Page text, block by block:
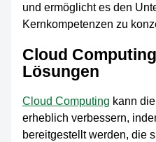
und ermöglicht es den
Kernkompetenzen zu
Cloud
Lösungen
Cloud Computing kann
erheblich verbessern,
bereitgestellt werden, die